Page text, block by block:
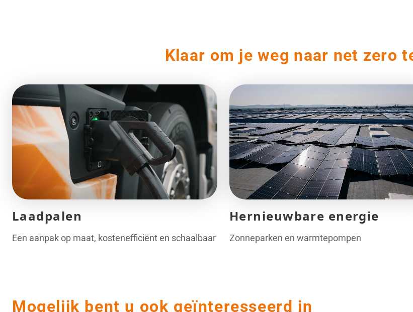
Klaar om je weg naar net zero
Laadpalen
Een aanpak op maat, kostenefficiënt en schaalbaar
Hernieuwbare energie
Zonneparken en warmtepompen
Mogelijk bent u ook geïnteresseerd in